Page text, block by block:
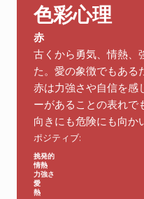
色彩心理
赤
古くから勇気、情熱、
た。愛の象徴でもある
赤は力強さや自信を感
ーがあることの表れで
向きにも危険にも向か
ポジティブ:
挑発的
情熱
力強さ
愛
熱